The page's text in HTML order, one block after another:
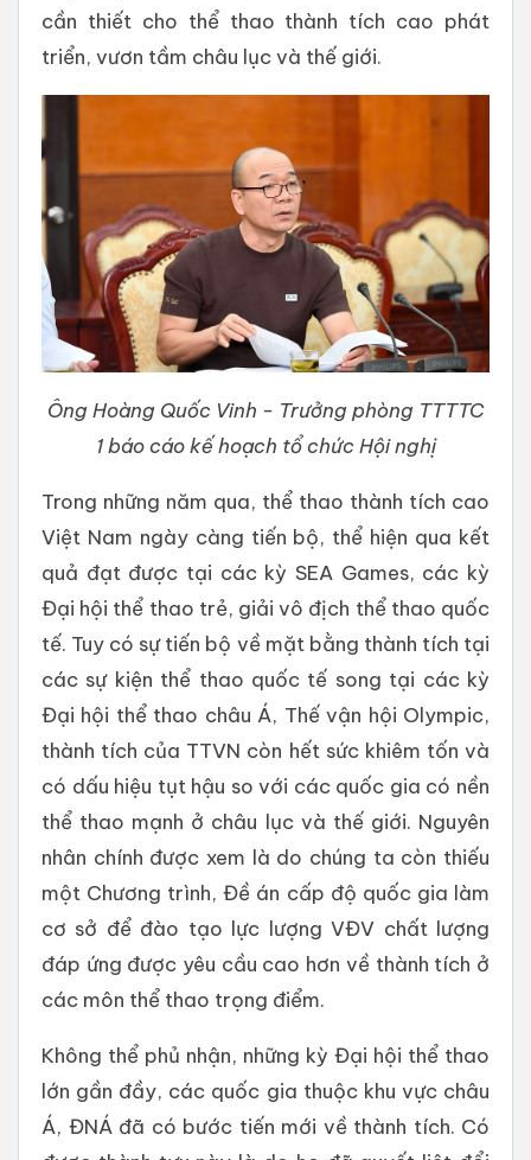
cần thiết cho thể thao thành tích cao phát
triển, vươn tầm châu lục và thế giới.
Ông Hoàng Quốc Vinh - Trưởng phòng TTTTC
1 báo cáo kế hoạch tổ chức Hội nghị
Trong những năm qua, thể thao thành tích cao
Việt Nam ngày càng tiến bộ, thể hiện qua kết
quả đạt được tại các kỳ SEA Games, các kỳ
Đại hội thể thao trẻ, giải vô địch thể thao quốc
tế. Tuy có sự tiến bộ về mặt bằng thành tích tại
các sự kiện thể thao quốc tế song tại các kỳ
Đại hội thể thao châu Á, Thế vận hội Olympic,
thành tích của TTVN còn hết sức khiêm tốn và
có dấu hiệu tụt hậu so với các quốc gia có nền
thể thao mạnh ở châu lục và thế giới. Nguyên
nhân chính được xem là do chúng ta còn thiếu
một Chương trình, Đề án cấp độ quốc gia làm
cơ sở để đào tạo lực lượng VĐV chất lượng
đáp ứng được yêu cầu cao hơn về thành tích ở
các môn thể thao trọng điểm.
Không thể phủ nhận, những kỳ Đại hội thể thao
lớn gần đầy, các quốc gia thuộc khu vực châu
Á, ĐNÁ đã có bước tiến mới về thành tích. Có